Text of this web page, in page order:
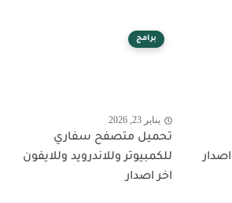
برامج
يناير 23, 2026
تحميل متصفح سفاري
للكمبيوتر وللاندرويد وللايفون
اخر اصدار